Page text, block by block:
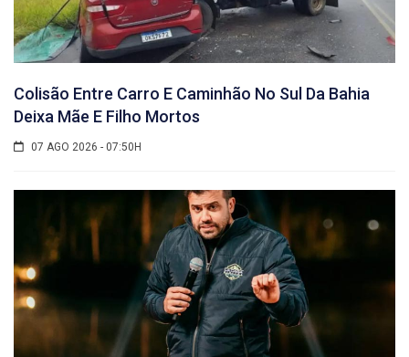
Colisão Entre Carro E Caminhão No Sul Da Bahia
Deixa Mãe E Filho Mortos
07 AGO 2026 - 07:50H